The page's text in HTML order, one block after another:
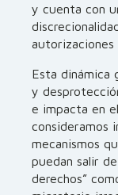
y cuenta con
autorizaciones
Esta dinámica
y
e impacta en
consideramos
mecanismos
puedan salir
derechos”